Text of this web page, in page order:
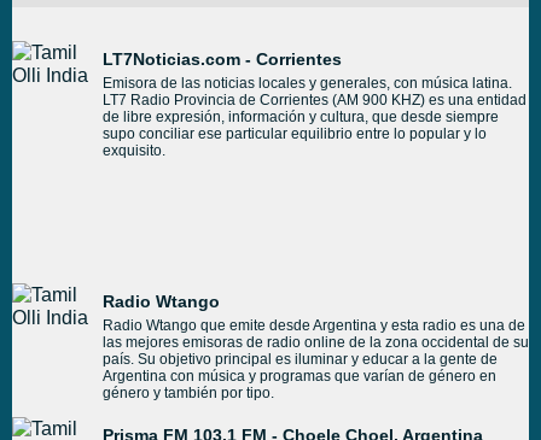
LT7Noticias.com - Corrientes
Emisora de las noticias locales y generales, con música latina.
LT7 Radio Provincia de Corrientes (AM 900 KHZ) es una entidad
de libre expresión, información y cultura, que desde siempre
supo conciliar ese particular equilibrio entre lo popular y lo
exquisito.
Radio Wtango
Radio Wtango que emite desde Argentina y esta radio es una de
las mejores emisoras de radio online de la zona occidental de su
país. Su objetivo principal es iluminar y educar a la gente de
Argentina con música y programas que varían de género en
género y también por tipo.
Prisma FM 103.1 FM - Choele Choel, Argentina